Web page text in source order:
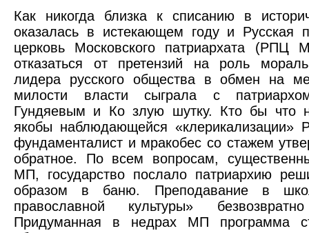
Как никогда близка к списанию в
оказалась в истекающем году и Русская
церковь Московского патриархата (РПЦ
отказаться от претензий на роль
лидера русского общества в обмен на
милости власти сыграла с
Гундяевым и Ко злую шутку. Кто бы что
якобы наблюдающейся «клерикализации»
фундаменталист и мракобес со стажем
обратное. По всем вопросам,
МП, государство послало патриархию
образом в баню. Преподавание в
православной культуры»
Придуманная в недрах МП программа